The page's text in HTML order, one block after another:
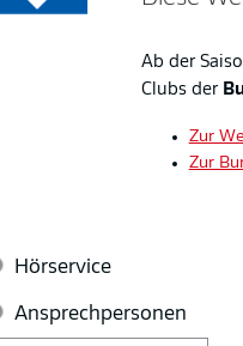
Ab der
Clubs der
Zur
Zur
Hörservice
Ansprechpersonen